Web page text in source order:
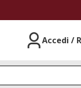
Accedi /